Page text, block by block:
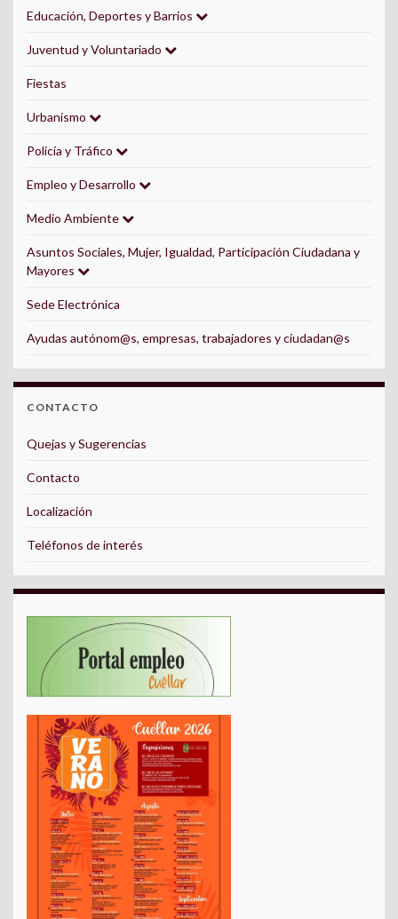
Educación, Deportes y Barrios
Juventud y Voluntariado
Fiestas
Urbanismo
Policía y Tráfico
Empleo y Desarrollo
Medio Ambiente
Asuntos Sociales, Mujer, Igualdad, Participación Ciudadana y
Mayores
Sede Electrónica
Ayudas autónom@s, empresas, trabajadores y ciudadan@s
CONTACTO
Quejas y Sugerencias
Contacto
Localización
Teléfonos de interés